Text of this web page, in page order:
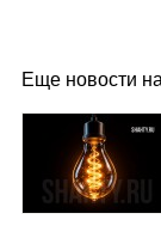
Еще новости